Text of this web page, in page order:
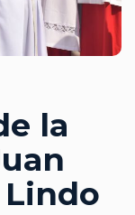
la